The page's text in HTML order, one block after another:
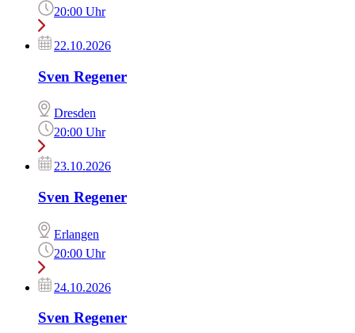
20:00 Uhr
22.10.2026
Sven Regener
Dresden
20:00 Uhr
23.10.2026
Sven Regener
Erlangen
20:00 Uhr
24.10.2026
Sven Regener